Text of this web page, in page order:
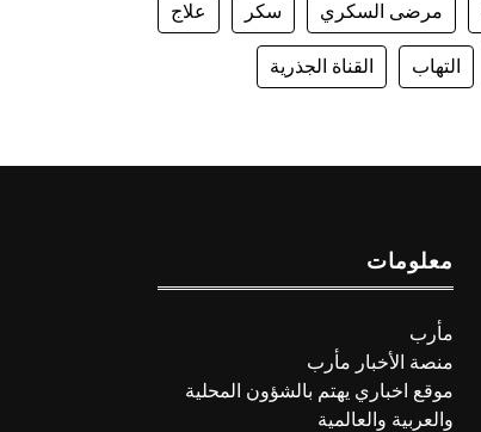
مرضى السكري سكر علاج
التهاب القناة الجذرية
معلومات
مأرب
منصة الأخبار مأرب
موقع اخباري يهتم بالشؤون المحلية
والعربية والعالمية